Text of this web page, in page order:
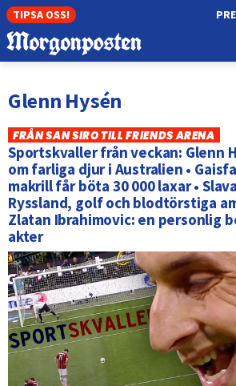
TIPSA OSS!
Glenn Hysén
FRÅN SAN SIRO TILL FRIENDS ARENA
Sportskvaller från veckan: Glenn
om farliga djur i Australien •
makrill får böta 30 000 laxar •
Ryssland, golf och blodtörstiga
Zlatan Ibrahimovic: en personlig
akter